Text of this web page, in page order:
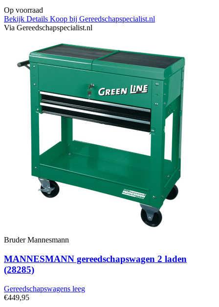
Op voorraad
Bekijk Details Koop bij Gereedschapspecialist.nl
Via Gereedschapspecialist.nl
Bruder Mannesmann
MANNESMANN gereedschapswagen 2 laden
(28285)
Gereedschapswagens leeg
€449,95